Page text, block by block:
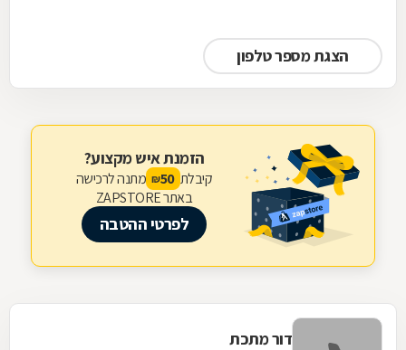
הצגת מספר טלפון
הזמנת איש מקצוע?
קיבלת 50
₪ מתנה לרכישה
באתר ZAPSTORE
לפרטי ההטבה
דור מתכת